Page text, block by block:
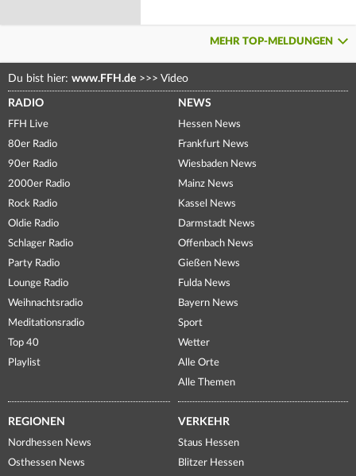
MEHR TOP-MELDUNGEN
Du bist hier: www.FFH.de >>> Video
RADIO
FFH Live
80er Radio
90er Radio
2000er Radio
Rock Radio
Oldie Radio
Schlager Radio
Party Radio
Lounge Radio
Weihnachtsradio
Meditationsradio
Top 40
Playlist
NEWS
Hessen News
Frankfurt News
Wiesbaden News
Mainz News
Kassel News
Darmstadt News
Offenbach News
Gießen News
Fulda News
Bayern News
Sport
Wetter
Alle Orte
Alle Themen
REGIONEN
Nordhessen News
Osthessen News
VERKEHR
Staus Hessen
Blitzer Hessen